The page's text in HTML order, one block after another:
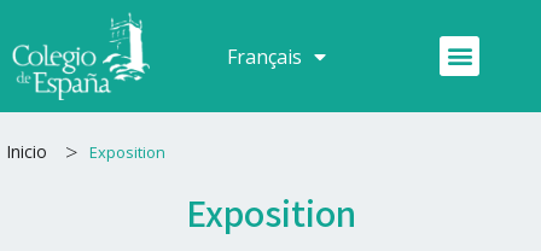
au
contenu
Français
Español Menu
Inicio > Exposition
Exposition